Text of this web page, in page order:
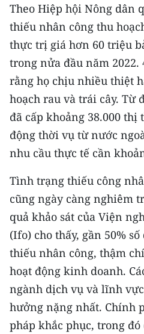
KIỂM CHỨNG THÔNG TIN
TRI THỨC CHUYÊN SÂU
54 DÂN TỘC VIỆT NAM
CHƯƠNG TRÌNH OCOP - MỖI
MỘT SẢN PHẨM
MEDIA CENTER
E-Magazine
Video
Media Chính trị
Media Kinh tế
Media Văn hóa
Theo Hiệp hội Nông dân
thiếu nhân công thu
thực trị giá hơn 60 triệu
trong nửa đầu năm 2022.
rằng họ chịu nhiều thiệt
hoạch rau và trái cây. Từ
đã cấp khoảng 38.000
động thời vụ từ nước
nhu cầu thực tế cần
Tình trạng thiếu công
cũng ngày càng nghiêm
quả khảo sát của Viện
(Ifo) cho thấy, gần 50%
thiếu nhân công, thậm
hoạt động kinh doanh.
ngành dịch vụ và lĩnh
hưởng nặng nhất. Chính
pháp khắc phục, trong